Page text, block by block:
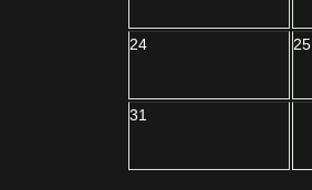
24 25
31